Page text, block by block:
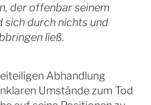
der offenbar seinem
sich durch nichts und
ließ.
Abhandlung
Umstände zum Tod